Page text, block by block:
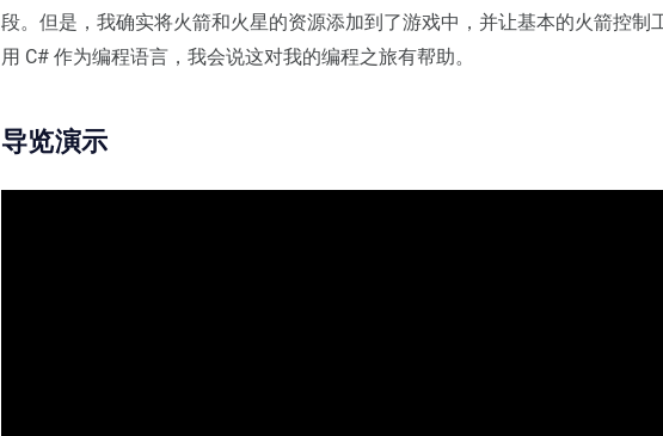
段。但是，我确实将火箭和火星的资源添加到了游戏中，并让基本的火箭控制
用 C# 作为编程语言，我会说这对我的编程之旅有帮助。
导览演示